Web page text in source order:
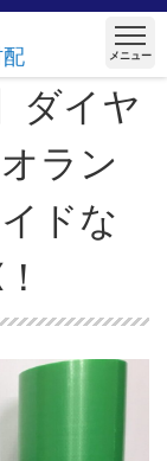
メニュー
ダイヤ
ラン
ドな